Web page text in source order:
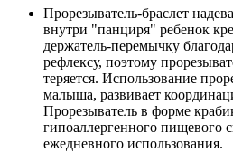
Прорезыватель-браслет
внутри "панциря" ребенок
держатель-перемычку
рефлексу, поэтому
теряется. Использование
малыша, развивает
Прорезыватель в форме
гипоаллергенного пищевого
ежедневного использования.